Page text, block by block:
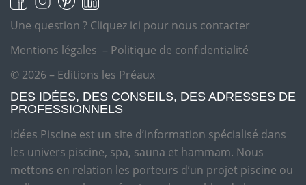
Une question ? Cliquez ici pour nous contacter
Mentions légales – Politique de confidentialité
© 2026 – Editions les Préaux
DES IDÉES, DES CONSEILS, DES ADRESSES DE
PROFESSIONNELS
Idées Piscine est un site d’information spécialisé dans
les univers piscine, spa, sauna et hammam. Nous
mettons en relation les porteurs d’un projet piscine ou